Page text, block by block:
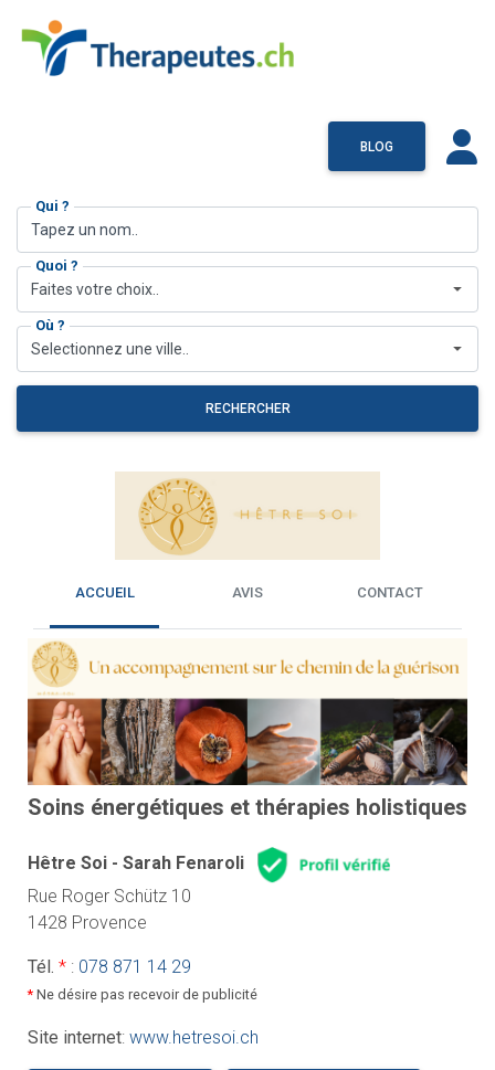
BLOG
Qui ?
Quoi ?
Faites votre choix..
Où ?
Selectionnez une ville..
RECHERCHER
ACCUEIL AVIS CONTACT
Soins énergétiques et thérapies holistiques
Hêtre Soi - Sarah Fenaroli
Rue Roger Schütz 10
1428 Provence
Tél. *: 078 871 14 29
*Ne désire pas recevoir de publicité
Site internet: www.hetresoi.ch